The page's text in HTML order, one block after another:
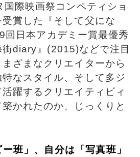
際映画祭コンペティショ
賞した『そして父にな
回日本アカデミー賞最優秀
diary』(2015)などで注目
ざまなクリエイターから
なスタイル、そして多ジ
躍するクリエイティビィ
かれたのか、じっくりと
班」、自分は「写真班」